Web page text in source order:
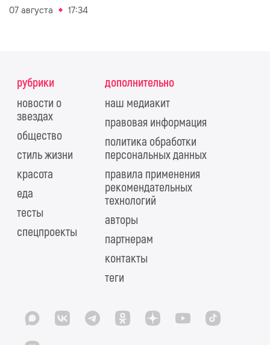
07 августа 17:34
рубрики
новости о
звездах
общество
стиль жизни
красота
еда
тесты
спецпроекты
дополнительно
наш медиакит
правовая информация
политика обработки
персональных данных
правила применения
рекомендательных
технологий
авторы
партнерам
контакты
теги